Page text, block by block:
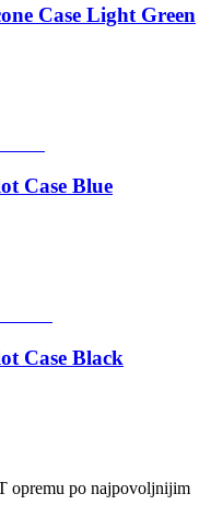
Case Light Green
Case Blue
Case Black
opremu po najpovoljnijim